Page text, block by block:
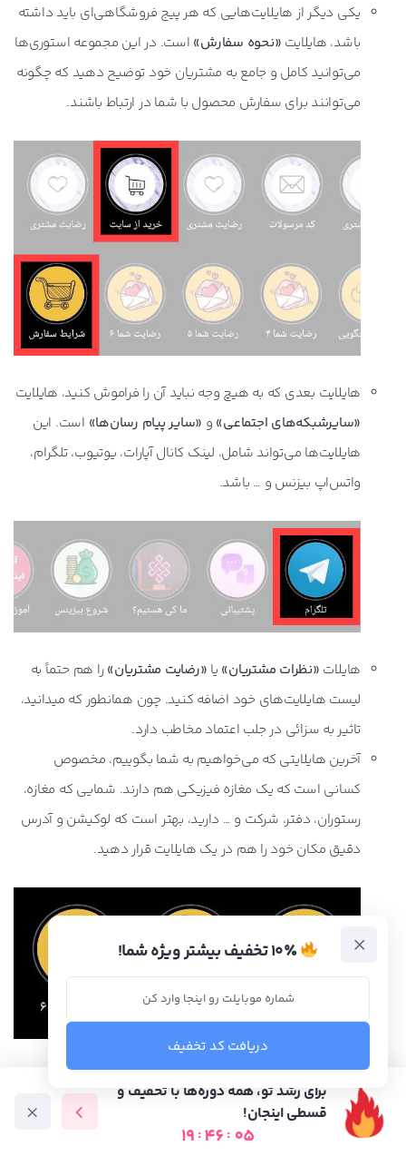
یکی دیگر از هایلایت‌هایی که هر پیج فروشگاهی‌ای باید داشته
باشد، هایلایت «نحوه سفارش» است. در این مجموعه استوری‌ها
می‌توانید کامل و جامع به مشتریان خود توضیح دهید که چگونه
می‌توانند برای سفارش محصول با شما در ارتباط باشند.
هایلایت بعدی که به هیچ وجه نباید آن را فراموش کنید، هایلایت
«سایرشبکه‌های اجتماعی» و «سایر پیام ‌رسان‌ها» است. این
هایلایت‌ها می‌تواند شامل، لینک کانال آپارات، یوتیوب، تلگرام،
واتس‌اپ بیزنس و … باشد.
هایلات «نظرات مشتریان» یا «رضایت مشتریان»را هم حتماً به
لیست هایلایت‌های خود اضافه کنید. چون همانطور که میدانید،
تاثیر به سزائی در جلب اعتماد مخاطب دارد.
آخرین هایلایتی که می‌خواهیم به شما بگوییم، مخصوص
کسانی است که یک مغازه فیزیکی هم دارند. شمایی که مغازه،
رستوران، دفتر، شرکت و … دارید، بهتر است که لوکیشن و آدرس
دقیق مکان خود را هم در یک هایلایت قرار دهید.
در این قسمت‌، هایلایت‌هایی را نام بردیم که وجودشان 100 درصد لازم
است. اگر شما هم هایلایتی به فکرتان می‌رسد که جایش در این لیست
خالی است، حتماً در بخش نظرات با ما در میان بگذارید.
۱۰٪ تخفیف بیشتر ویژه شما!
دریافت کد تخفیف
برای رشد تو، همه دوره‌ها با تخفیف و
قسطی اینجان!
19 :46 : 04 دوره آموزشی متخصص ها